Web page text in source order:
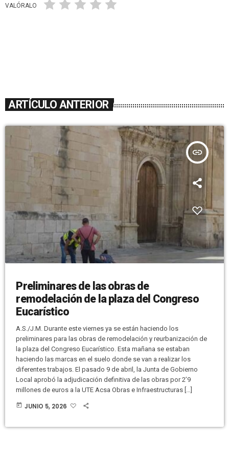
VALÓRALO
ARTÍCULO ANTERIOR
insert_link
Preliminares de las obras de
remodelación de la plaza del Congreso
Eucarístico
A.S./J.M. Durante este viernes ya se están haciendo los
preliminares para las obras de remodelación y reurbanización de
la plaza del Congreso Eucarístico. Esta mañana se estaban
haciendo las marcas en el suelo donde se van a realizar los
diferentes trabajos. El pasado 9 de abril, la Junta de Gobierno
Local aprobó la adjudicación definitiva de las obras por 2’9
millones de euros a la UTE Acsa Obras e Infraestructuras […]
today JUNIO 5, 2026